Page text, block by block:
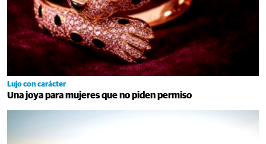
Lujo con carácter
Una joya para mujeres que no piden permiso